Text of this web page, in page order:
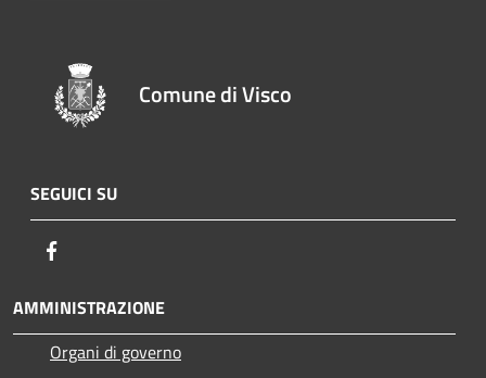
Comune di Visco
SEGUICI SU
AMMINISTRAZIONE
Organi di governo